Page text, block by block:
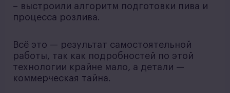
– выстроили алгоритм подготовки пива и
процесса розлива.
Всё это — результат самостоятельной
работы, так как подробностей по этой
технологии крайне мало, а детали —
коммерческая тайна.